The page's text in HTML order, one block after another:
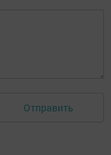
Отправить